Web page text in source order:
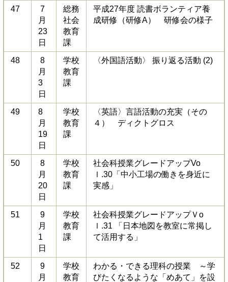
47
7
月
23
日
総務
社会
教育
課
平成27年度 読書ボランティア養
成研修（研修A） 研修会の様子
48
8
月
3
日
学校
教育
課
〈外国語活動〉 振り返る活動 (2)
49
8
月
19
日
学校
教育
課
〈英語〉言語活動の充実（その
４） ディクトグロス
50
8
月
20
日
学校
教育
課
社会科授業グレードアップVo
ｌ.30「中小工場の働きを身近に
実感」
51
9
月
1
日
学校
教育
課
社会科授業グレードアップＶo
ｌ.31 「日本地図を教室に常掲し
て活用する」
52
9
月
学校
教育
わかる・できる理科の授業 ～学
びたくなるような「めあて」を設